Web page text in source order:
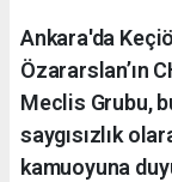
Ankara'da
Özararslan’ın
Meclis Grubu,
saygısızlık
kamuoyuna